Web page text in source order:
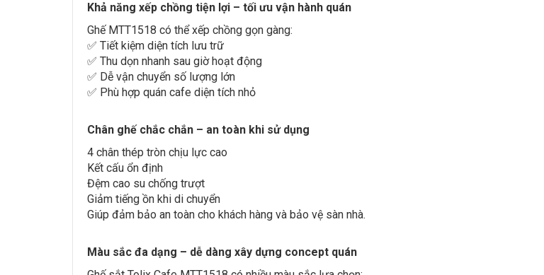
Khả năng xếp chồng tiện lợi – tối ưu vận hành quán
Ghế MTT1518 có thể xếp chồng gọn gàng:
✅ Tiết kiệm diện tích lưu trữ
✅ Thu dọn nhanh sau giờ hoạt động
✅ Dễ vận chuyển số lượng lớn
✅ Phù hợp quán cafe diện tích nhỏ
Chân ghế chắc chắn – an toàn khi sử dụng
4 chân thép tròn chịu lực cao
Kết cấu ổn định
Đệm cao su chống trượt
Giảm tiếng ồn khi di chuyển
Giúp đảm bảo an toàn cho khách hàng và bảo vệ sàn nhà.
Màu sắc đa dạng – dễ dàng xây dựng concept quán